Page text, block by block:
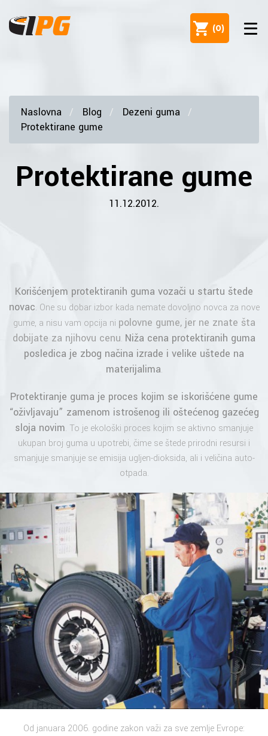
(0)
Naslovna Blog
Dezeni guma
Protektirane gume
Protektirane gume
11.12.2012.
Korišćenjem protektiranih guma vozači u startu štede
novac. One su dobar izbor kada nemate dovoljno novca za nove
gume, a nisu vam opcija ni polovne gume, jer ne znate šta
dobijate za njihovu cenu. Niža cena protektiranih guma
posledica je zbog načina izrade i velike uštede na
materijalima.
Protektiranje guma je proces kojim se iskorišćene gume
“oživljavaju” zamenom istrošenog ili oštećenog gazećeg
sloja novim. To je ekološki proces kojim se aktivno smanjuje
ukupan broj guma u upotrebi, čime se štede prirodni resursi i
smanjuje smanjuje se emisija ugljen-dioksida, ali i veličina auto-
otpada.
Od januara 2006. godine zakon važi za sve zemlje Evrope: